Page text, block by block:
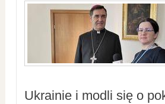
Ukrainie i modli się o